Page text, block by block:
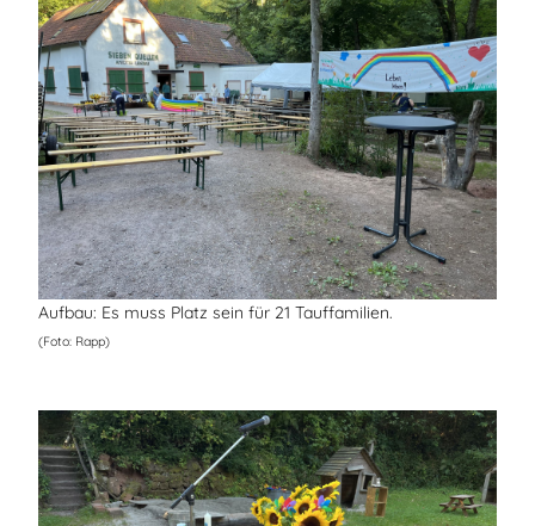
Aufbau: Es muss Platz sein für 21 Tauffamilien.
(Foto: Rapp)